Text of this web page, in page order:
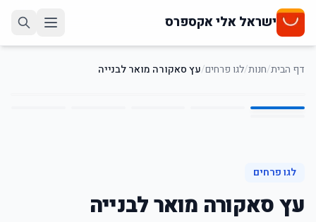
ישראל אלי אקספרס
דף הבית/חנות/לגו פרחים/עץ סאקורה מואר לבנייה
1
/
6
לגו פרחים
עץ סאקורה מואר לבנייה